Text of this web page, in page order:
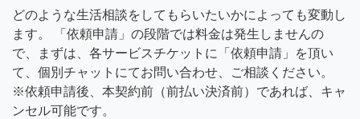
どのような生活相談をしてもらいたいかによっても変動し
ます。 「依頼申請」の段階では料金は発生しませんの
で、まずは、各サービスチケットに「依頼申請」を頂い
て、個別チャットにてお問い合わせ、ご相談ください。
※依頼申請後、本契約前（前払い決済前）であれば、キャ
ンセル可能です。